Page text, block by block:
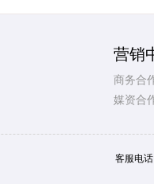
营销
商务合
媒资合
客服电